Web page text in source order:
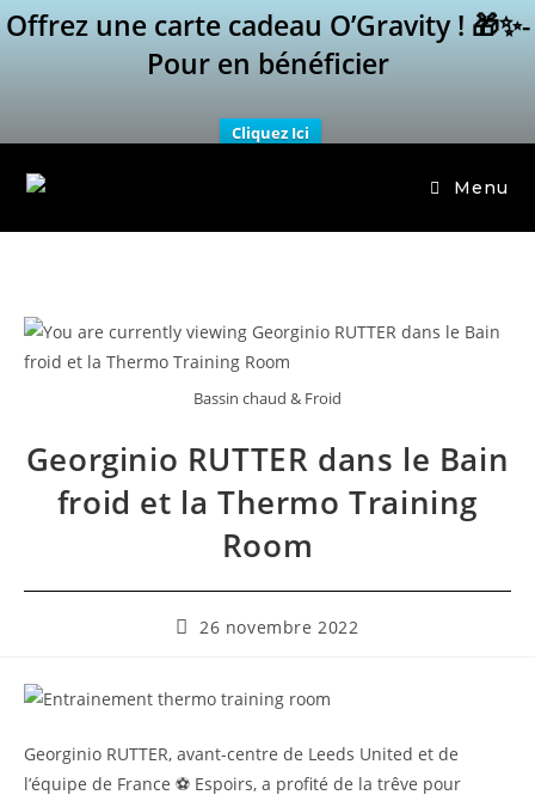
Offrez une carte cadeau O’Gravity ! 🎁✨-
Pour en bénéficier
Cliquez Ici
Menu
Bassin chaud & Froid
Georginio RUTTER dans le Bain
froid et la Thermo Training
Room
26 novembre 2022
Georginio RUTTER, avant-centre de Leeds United et de
l’équipe de France ⚽️ Espoirs, a profité de la trêve pour